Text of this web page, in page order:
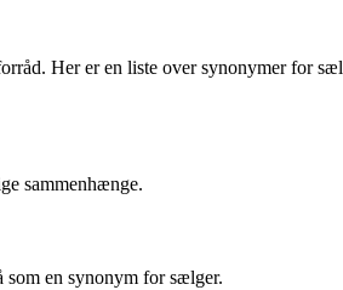
Her er en liste over synonymer for
sammenhænge.
som en synonym for sælger.